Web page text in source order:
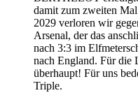
damit zum zweiten
2029 verloren wir
Arsenal, der das
nach 3:3 im
nach England. Für die
überhaupt! Für uns
Triple.